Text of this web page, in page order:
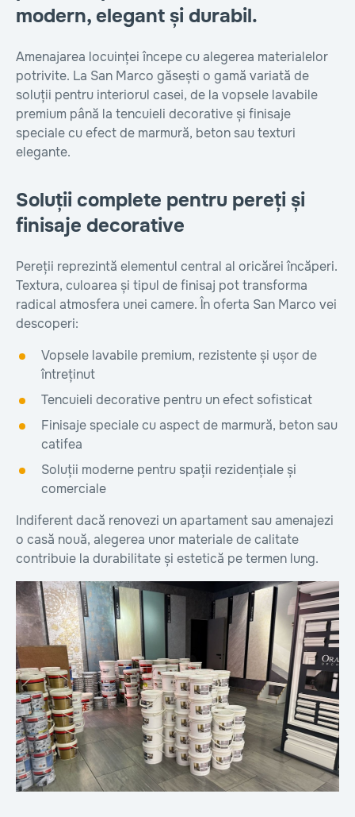
modern, elegant și durabil.
Amenajarea locuinței începe cu alegerea materialelor
potrivite. La San Marco găsești o gamă variată de
soluții pentru interiorul casei, de la vopsele lavabile
premium până la tencuieli decorative și finisaje
speciale cu efect de marmură, beton sau texturi
elegante.
Soluții complete pentru pereți și
finisaje decorative
Pereții reprezintă elementul central al oricărei încăperi.
Textura, culoarea și tipul de finisaj pot transforma
radical atmosfera unei camere. În oferta San Marco vei
descoperi:
Vopsele lavabile premium, rezistente și ușor de
întreținut
Tencuieli decorative pentru un efect sofisticat
Finisaje speciale cu aspect de marmură, beton sau
catifea
Soluții moderne pentru spații rezidențiale și
comerciale
Indiferent dacă renovezi un apartament sau amenajezi
o casă nouă, alegerea unor materiale de calitate
contribuie la durabilitate și estetică pe termen lung.